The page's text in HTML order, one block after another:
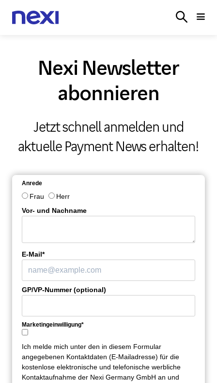
Nexi Newsletter
abonnieren
Jetzt schnell anmelden und
aktuelle Payment News erhalten!
Anrede
Frau
Herr
Vor- und Nachname
E-Mail*
GP/VP-Nummer (optional)
Marketingeinwilligung*
Ich melde mich unter den in diesem Formular
angegebenen Kontaktdaten (E-Mailadresse) für die
kostenlose elektronische und telefonische werbliche
Kontaktaufnahme der Nexi Germany GmbH an und